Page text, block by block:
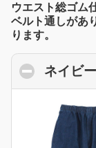
ウエスト総ゴム
ベルト通しがあ
ります。
ネイビ